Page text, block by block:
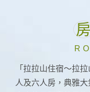
「拉拉山住宿～拉
人及六人房，典雅